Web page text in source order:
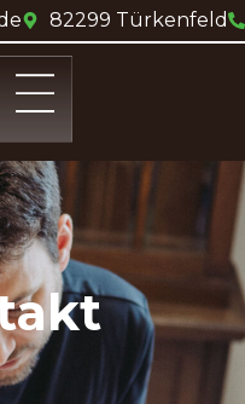
82299 Türkenfeld